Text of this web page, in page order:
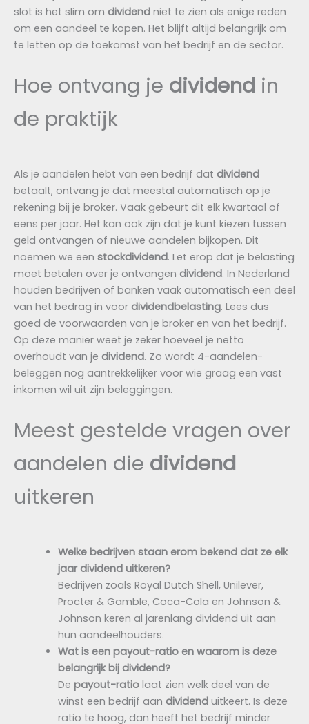
slot is het slim om dividend niet te zien als enige reden
om een aandeel te kopen. Het blijft altijd belangrijk om
te letten op de toekomst van het bedrijf en de sector.
Hoe ontvang je dividend in
de praktijk
Als je aandelen hebt van een bedrijf dat dividend
betaalt, ontvang je dat meestal automatisch op je
rekening bij je broker. Vaak gebeurt dit elk kwartaal of
eens per jaar. Het kan ook zijn dat je kunt kiezen tussen
geld ontvangen of nieuwe aandelen bijkopen. Dit
noemen we een stockdividend. Let erop dat je belasting
moet betalen over je ontvangen dividend. In Nederland
houden bedrijven of banken vaak automatisch een deel
van het bedrag in voor dividendbelasting. Lees dus
goed de voorwaarden van je broker en van het bedrijf.
Op deze manier weet je zeker hoeveel je netto
overhoudt van je dividend. Zo wordt 4-aandelen-
beleggen nog aantrekkelijker voor wie graag een vast
inkomen wil uit zijn beleggingen.
Meest gestelde vragen over
aandelen die dividend
uitkeren
Welke bedrijven staan erom bekend dat ze elk
jaar dividend uitkeren?
Bedrijven zoals Royal Dutch Shell, Unilever,
Procter & Gamble, Coca-Cola en Johnson &
Johnson keren al jarenlang dividend uit aan
hun aandeelhouders.
Wat is een payout-ratio en waarom is deze
belangrijk bij dividend?
De payout-ratiolaat zien welk deel van de
winst een bedrijf aan dividenduitkeert. Is deze
ratio te hoog, dan heeft het bedrijf minder